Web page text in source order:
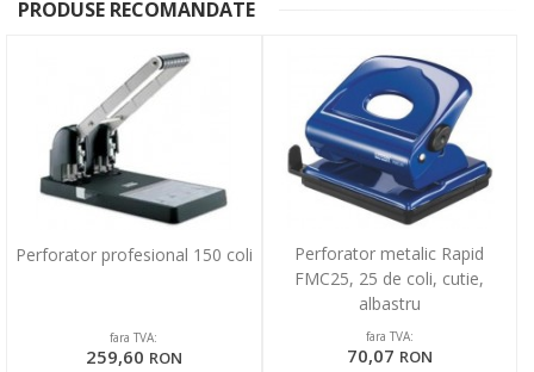
PRODUSE RECOMANDATE
Perforator profesional 150 coli
fara TVA:
259,60 RON
Perforator metalic Rapid
FMC25, 25 de coli, cutie,
albastru
fara TVA:
70,07 RON